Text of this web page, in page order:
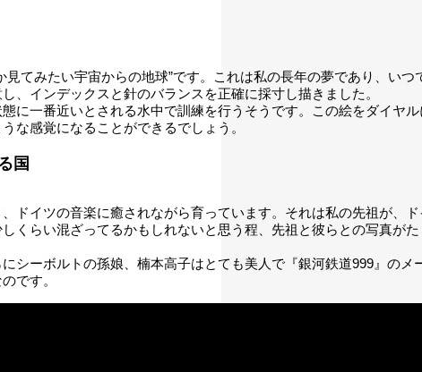
てみたい宇宙からの地球”です。これは私の長年の夢であり、い
、インデックスと針のバランスを正確に採寸し描きました。
に一番近いとされる水中で訓練を行うそうです。この絵をダイヤ
な感覚になることができるでしょう。
国
ドイツの音楽に癒されながら育っています。それは私の先祖が、
くらい混ざってるかもしれないと思う程、先祖と彼らとの写真が
シーボルトの孫娘、楠本高子はとても美人で『銀河鉄道999』の
です。